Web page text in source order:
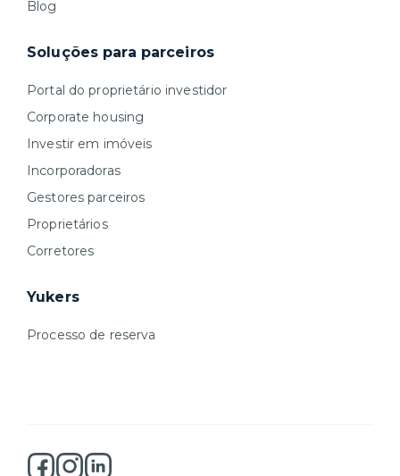
Blog
Soluções para parceiros
Portal do proprietário investidor
Corporate housing
Investir em imóveis
Incorporadoras
Gestores parceiros
Proprietários
Corretores
Yukers
Processo de reserva